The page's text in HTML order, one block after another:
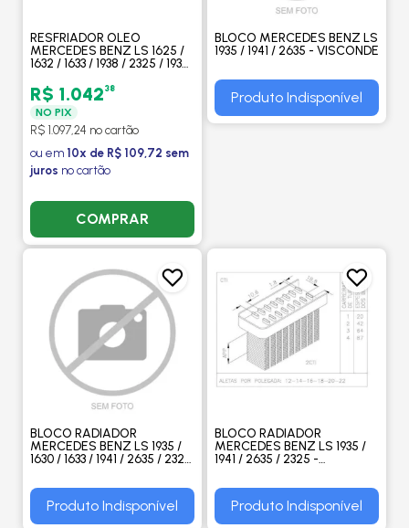
RESFRIADOR OLEO
MERCEDES BENZ LS 1625 /
1632 / 1633 / 1938 / 2325 / 1935
R$ 1.04238
NO PIX
R$ 1.097,24 no cartão
ou em 10x de R$ 109,72 sem
juros no cartão
COMPRAR
BLOCO MERCEDES BENZ LS
1935 / 1941 / 2635 - VISCONDE
Produto Indisponível
BLOCO RADIADOR
MERCEDES BENZ LS 1935 /
1630 / 1633 / 1941 / 2635 / 2325
Produto Indisponível
BLOCO RADIADOR
MERCEDES BENZ LS 1935 /
1941 / 2635 / 2325 -
Produto Indisponível